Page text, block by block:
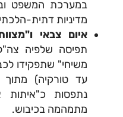
במערכת המשפט
מדיניות דתית-
איום צבאי
תפיסה שלפיה
משיחי" שתפקידו
עד טורקיה)
נתפסות
מתמהמה בכיבוש.